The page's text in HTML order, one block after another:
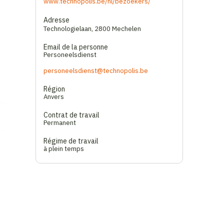
Adresse
Technologielaan, 2800 Mechelen
Email de la personne
Personeelsdienst
personeelsdienst@technopolis.be
Région
Anvers
Contrat de travail
Permanent
Régime de travail
à plein temps